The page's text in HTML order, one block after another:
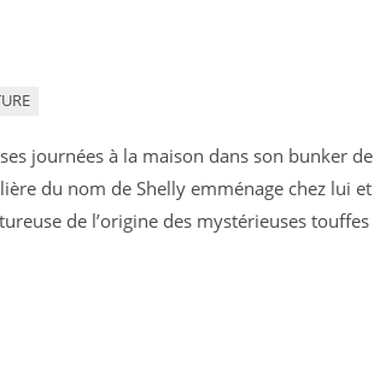
journées à la maison dans son bunker de
du nom de Shelly emménage chez lui et
de l’origine des mystérieuses touffes